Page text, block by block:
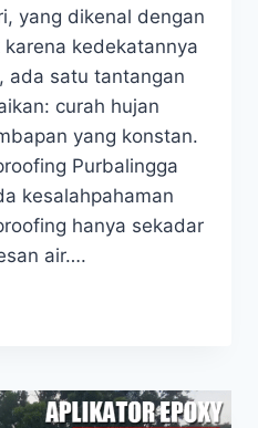
yang dikenal dengan
kedekatannya
ada satu tantangan
curah hujan
yang konstan.
Purbalingga
kesalahpahaman
hanya sekadar
air….